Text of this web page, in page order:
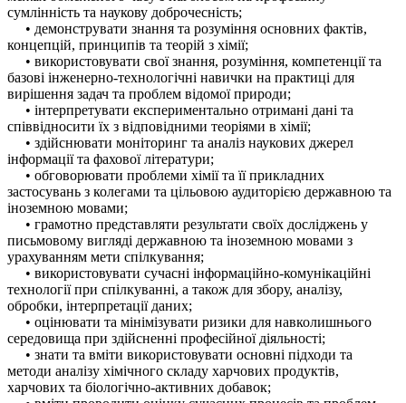
сумлінність та наукову доброчесність;
• демонструвати знання та розуміння основних фактів,
концепцій, принципів та теорій з хімії;
• використовувати свої знання, розуміння, компетенції та
базові інженерно-технологічні навички на практиці для
вирішення задач та проблем відомої природи;
• інтерпретувати експериментально отримані дані та
співвідносити їх з відповідними теоріями в хімії;
• здійснювати моніторинг та аналіз наукових джерел
інформації та фахової літератури;
• обговорювати проблеми хімії та її прикладних
застосувань з колегами та цільовою аудиторією державною та
іноземною мовами;
• грамотно представляти результати своїх досліджень у
письмовому вигляді державною та іноземною мовами з
урахуванням мети спілкування;
• використовувати сучасні інформаційно-комунікаційні
технології при спілкуванні, а також для збору, аналізу,
обробки, інтерпретації даних;
• оцінювати та мінімізувати ризики для навколишнього
середовища при здійсненні професійної діяльності;
• знати та вміти використовувати основні підходи та
методи аналізу хімічного складу харчових продуктів,
харчових та біологічно-активних добавок;